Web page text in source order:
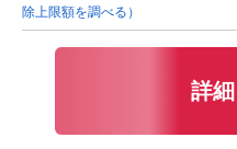
除上限額を調べる）
詳